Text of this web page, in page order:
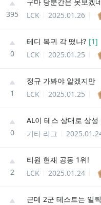
395
LCK
2025.01.26
0
테디 복귀 각 떴냐? [1]
LCK
2025.01.25
1
정규 가봐야 알겠지만
LCK
2025.01.25
0
AL이 테스 상대로 상성
기타 리그
2
티원 현재 공동 1위!
LCK
2025.01.24